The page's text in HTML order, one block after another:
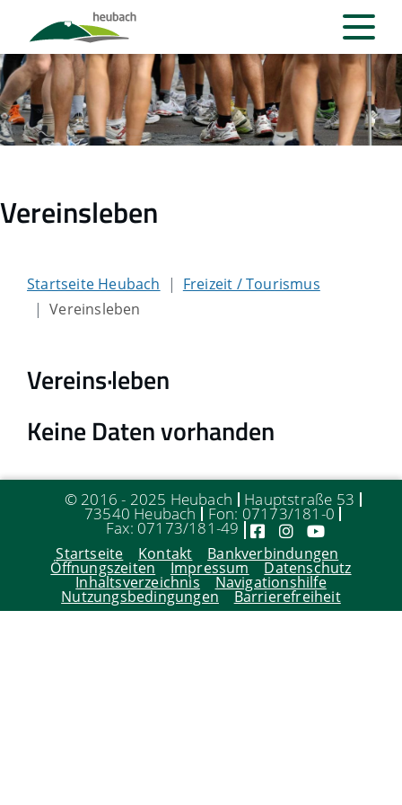
Vereinsleben
Startseite Heubach
Freizeit / Tourismus
Vereinsleben
Vereins·leben
Keine Daten vorhanden
© 2016 - 2025 Heubach Hauptstraße 53
73540 Heubach Fon: 07173/181-0
Fax: 07173/181-49
Startseite Kontakt Bankverbindungen
Öffnungszeiten Impressum Datenschutz
Inhaltsverzeichnis Navigationshilfe
Nutzungsbedingungen Barrierefreiheit